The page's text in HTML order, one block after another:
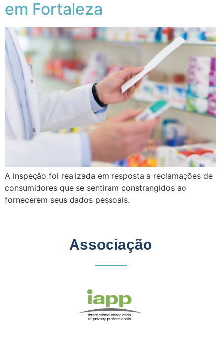
em Fortaleza
A inspeção foi realizada em resposta a reclamações de
consumidores que se sentiram constrangidos ao
fornecerem seus dados pessoais.
Associação